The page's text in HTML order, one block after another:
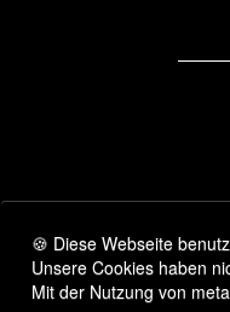
🍪 Diese Webseite
Unsere Cookies haben
Mit der Nutzung von